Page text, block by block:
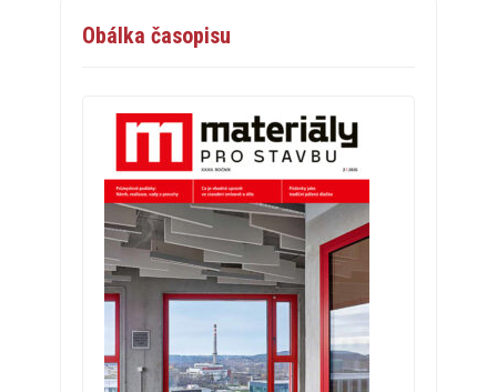
Obálka časopisu